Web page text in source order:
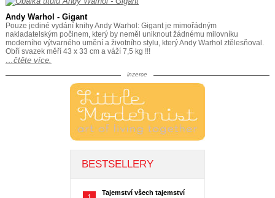
Andy Warhol - Gigant
Pouze jediné vydání knihy Andy Warhol: Gigant je mimořádným
nakladatelským počinem, který by neměl uniknout žádnému milovníku
moderního výtvarného umění a životního stylu, který Andy Warhol ztělesňoval.
Obří svazek měří 43 x 33 cm a váží 7,5 kg !!!
…čtěte více.
inzerce